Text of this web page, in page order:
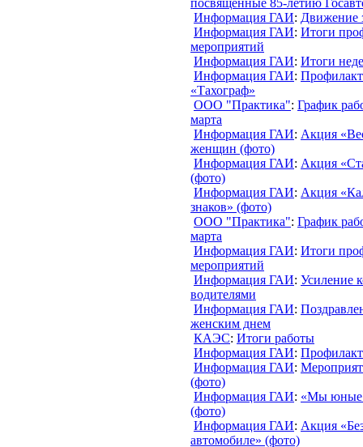
посвященные 85-летию
Информация ГАИ: Движение
Информация ГАИ: Итоги
мероприятий
Информация ГАИ: Итоги
Информация ГАИ:
«Тахограф»
ООО "Практика": График
марта
Информация ГАИ: Акция
женщин (фото)
Информация ГАИ: Акция
(фото)
Информация ГАИ: Акция
знаков» (фото)
ООО "Практика": График
марта
Информация ГАИ: Итоги
мероприятий
Информация ГАИ: Усиление
водителями
Информация ГАИ:
женским днем
КАЭС: Итоги работы
Информация ГАИ:
Информация ГАИ:
(фото)
Информация ГАИ: «Мы юные
(фото)
Информация ГАИ: Акция
автомобиле» (фото)